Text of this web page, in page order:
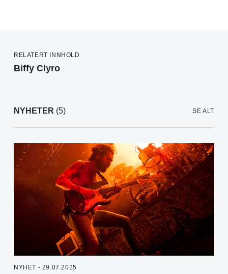
RELATERT INNHOLD
Biffy Clyro
NYHETER (5) SE ALT
NYHET - 29.07.2025